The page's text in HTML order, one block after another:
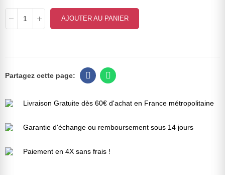
AJOUTER AU PANIER
Livraison Gratuite dès 60€ d'achat en France métropolitaine
Garantie d'échange ou remboursement sous 14 jours
Paiement en 4X sans frais !